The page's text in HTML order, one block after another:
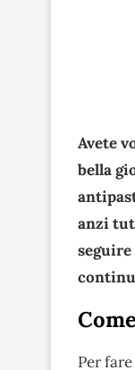
Avete
bella
anzi
Per